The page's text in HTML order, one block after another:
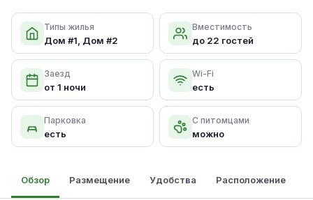
Типы жилья
Дом #1, Дом #2
Вместимость
до 22 гостей
Заезд
от 1 ночи
Wi-Fi
есть
Парковка
есть
С питомцами
можно
Обзор Размещение Удобства Расположение